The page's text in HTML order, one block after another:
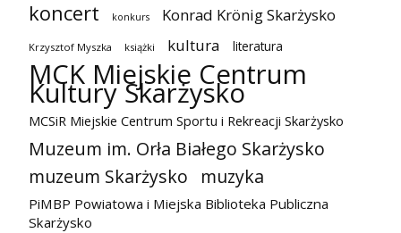
koncert konkurs Konrad Krönig Skarżysko
Krzysztof Myszka książki kultura literatura
MCK Miejskie Centrum
Kultury Skarżysko
MCSiR Miejskie Centrum Sportu i Rekreacji Skarżysko
Muzeum im. Orła Białego Skarżysko
muzeum Skarżysko
muzyka
PiMBP Powiatowa i Miejska Biblioteka Publiczna
Skarżysko